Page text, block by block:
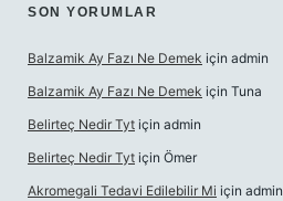
SON YORUMLAR
Balzamik Ay Fazı Ne Demek için admin
Balzamik Ay Fazı Ne Demek için Tuna
Belirteç Nedir Tyt için admin
Belirteç Nedir Tyt için Ömer
Akromegali Tedavi Edilebilir Mi için admin